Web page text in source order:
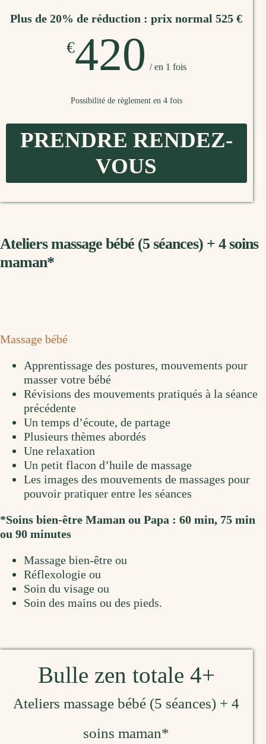
Plus de 20% de réduction : prix normal 525 €
€420 / en 1 fois
Possibilité de règlement en 4 fois
PRENDRE RENDEZ-
VOUS
Ateliers massage bébé (5 séances) + 4 soins
maman*
Massage bébé
Apprentissage des postures, mouvements pour
masser votre bébé
Révisions des mouvements pratiqués à la séance
précédente
Un temps d’écoute, de partage
Plusieurs thèmes abordés
Une relaxation
Un petit flacon d’huile de massage
Les images des mouvements de massages pour
pouvoir pratiquer entre les séances
*Soins bien-être Maman ou Papa : 60 min, 75 min
ou 90 minutes
Massage bien-être ou
Réflexologie ou
Soin du visage ou
Soin des mains ou des pieds.
Bulle zen totale 4+
Ateliers massage bébé (5 séances) + 4
soins maman*